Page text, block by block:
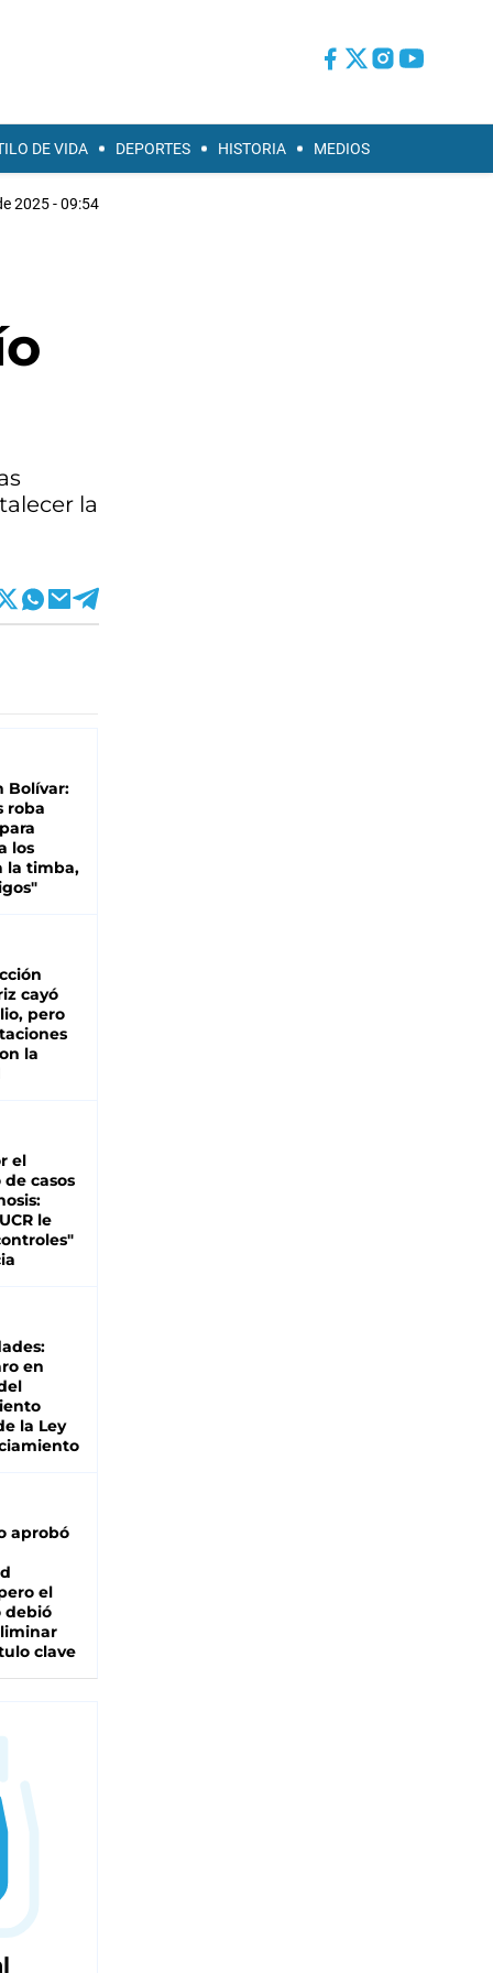
DE VIDA DEPORTES HISTORIA MEDIOS
2025 - 09:54
la
Bolívar:
roba
los
la timba,
cayó
pero
la
el
casos
le
en
la Ley
aprobó
el
debió
clave